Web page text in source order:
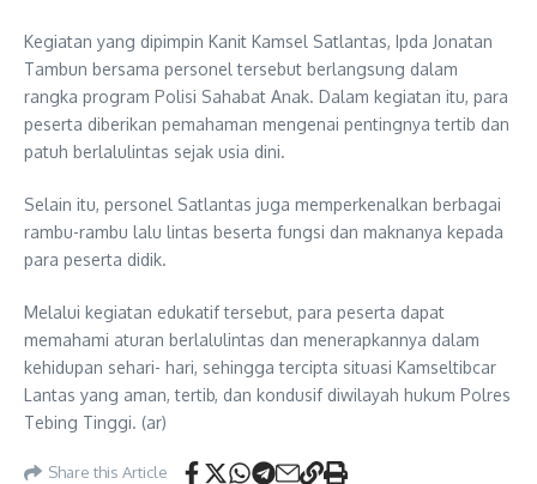
Kegiatan yang dipimpin Kanit Kamsel Satlantas, Ipda Jonatan
Tambun bersama personel tersebut berlangsung dalam
rangka program Polisi Sahabat Anak. Dalam kegiatan itu, para
peserta diberikan pemahaman mengenai pentingnya tertib dan
patuh berlalulintas sejak usia dini.
Selain itu, personel Satlantas juga memperkenalkan berbagai
rambu-rambu lalu lintas beserta fungsi dan maknanya kepada
para peserta didik.
Melalui kegiatan edukatif tersebut, para peserta dapat
memahami aturan berlalulintas dan menerapkannya dalam
kehidupan sehari- hari, sehingga tercipta situasi Kamseltibcar
Lantas yang aman, tertib, dan kondusif diwilayah hukum Polres
Tebing Tinggi. (ar)
Share this Article